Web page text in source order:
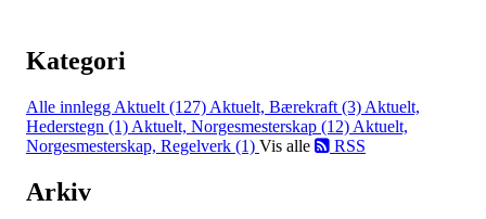
Kategori
Alle innlegg Aktuelt (127) Aktuelt, Bærekraft (3) Aktuelt,
Hederstegn (1) Aktuelt, Norgesmesterskap (12) Aktuelt,
Norgesmesterskap, Regelverk (1) Vis alle RSS
Arkiv